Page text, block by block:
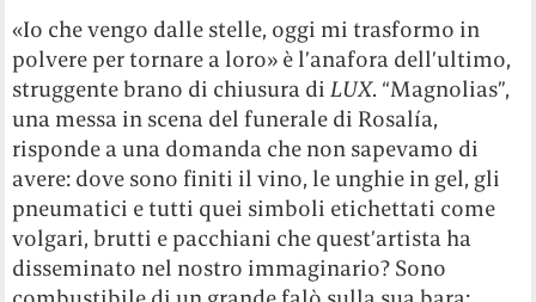
«Io che vengo dalle stelle, oggi mi trasformo in
polvere per tornare a loro» è l’anafora dell’ultimo,
struggente brano di chiusura diLUX. “Magnolias”,
una messa in scena del funerale di Rosalía,
risponde a una domanda che non sapevamo di
avere: dove sono finiti il vino, le unghie in gel, gli
pneumatici e tutti quei simboli etichettati come
volgari, brutti e pacchiani che quest’artista ha
disseminato nel nostro immaginario? Sono